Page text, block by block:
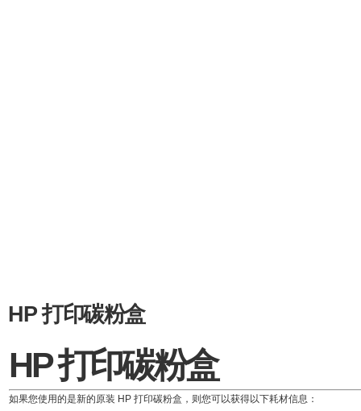
HP 打印碳粉盒
HP 打印碳粉盒
如果您使用的是新的原装 HP 打印碳粉盒，则您可以获得以下耗材信息：